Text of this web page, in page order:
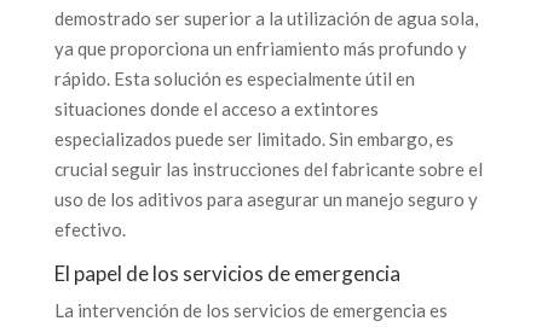
demostrado ser superior a la utilización de agua sola,
ya que proporciona un enfriamiento más profundo y
rápido. Esta solución es especialmente útil en
situaciones donde el acceso a extintores
especializados puede ser limitado. Sin embargo, es
crucial seguir las instrucciones del fabricante sobre el
uso de los aditivos para asegurar un manejo seguro y
efectivo.
El papel de los servicios de emergencia
La intervención de los servicios de emergencia es